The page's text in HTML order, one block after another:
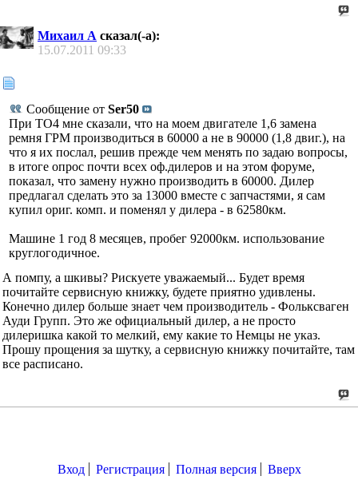
Михаил А сказал(-а):
15.07.2011 09:33
Сообщение от Ser50
При ТО4 мне сказали, что на моем двигателе 1,6 замена
ремня ГРМ производиться в 60000 а не в 90000 (1,8 двиг.), на
что я их послал, решив прежде чем менять по задаю вопросы,
в итоге опрос почти всех оф.дилеров и на этом форуме,
показал, что замену нужно производить в 60000. Дилер
предлагал сделать это за 13000 вместе с запчастями, я сам
купил ориг. комп. и поменял у дилера - в 62580км.
Машине 1 год 8 месяцев, пробег 92000км. использование
круглогодичное.
А помпу, а шкивы? Рискуете уважаемый... Будет время
почитайте сервисную книжку, будете приятно удивлены.
Конечно дилер больше знает чем производитель - Фольксваген
Ауди Групп. Это же официальный дилер, а не просто
дилеришка какой то мелкий, ему какие то Немцы не указ.
Прошу прощения за шутку, а сервисную книжку почитайте, там
все расписано.
Вход Регистрация Полная версия Вверх